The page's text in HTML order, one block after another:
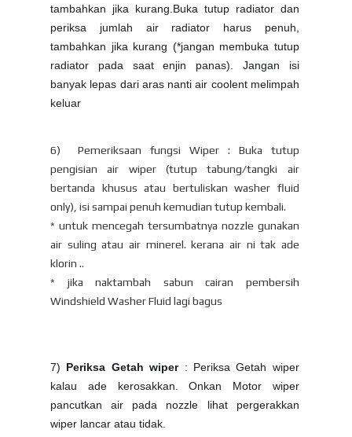
tambahkan jika kurang.Buka tutup radiator dan
periksa jumlah air radiator harus penuh,
tambahkan jika kurang (*jangan membuka tutup
radiator pada saat enjin panas). Jangan isi
banyak lepas dari aras nanti air coolent melimpah
keluar
6) Pemeriksaan fungsi Wiper : Buka tutup
pengisian air wiper (tutup tabung/tangki air
bertanda khusus atau bertuliskan washer fluid
only), isi sampai penuh kemudian tutup kembali.
* untuk mencegah tersumbatnya nozzle gunakan
air suling atau air minerel. kerana air ni tak ade
klorin ..
* jika naktambah sabun cairan pembersih
Windshield Washer Fluid lagi bagus
7) Periksa Getah wiper : Periksa Getah wiper
kalau ade kerosakkan. Onkan Motor wiper
pancutkan air pada nozzle lihat pergerakkan
wiper lancar atau tidak.